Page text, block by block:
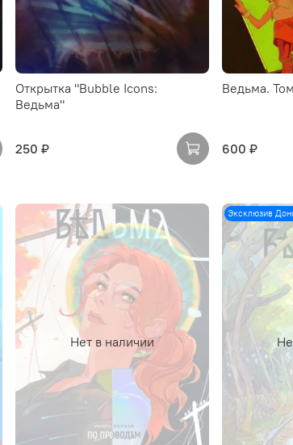
Открытка "Bubble Icons:
Ведьма"
250 ₽
Ведьма.
600 ₽
Нет в наличии
Эксклюзив